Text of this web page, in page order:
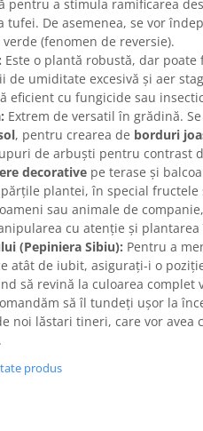
pentru a stimula ramificarea
tufei. De asemenea, se vor
(fenomen de reversie).
Este o plantă robustă, dar poate
de umiditate excesivă și aer
eficient cu fungicide sau
Extrem de versatil în grădină.
, pentru crearea de borduri
de arbuști pentru contrast
decorative pe terase și
părțile plantei, în special
sau animale de
cu atenție și
(Pepiniera Sibiu): Pentru a
atât de iubit, asigurați-i o
să revină la culoarea complet
să îl tundeți ușor la
noi lăstari tineri, care vor avea
produs